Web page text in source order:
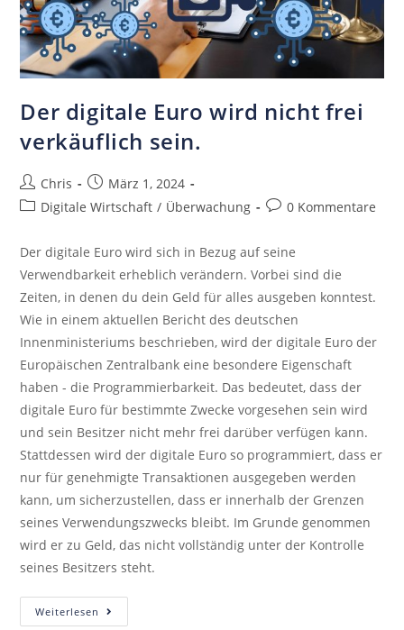
Der digitale Euro wird nicht frei
verkäuflich sein.
Chris
März 1, 2024
Digitale Wirtschaft / Überwachung 0 Kommentare
Der digitale Euro wird sich in Bezug auf seine
Verwendbarkeit erheblich verändern. Vorbei sind die
Zeiten, in denen du dein Geld für alles ausgeben konntest.
Wie in einem aktuellen Bericht des deutschen
Innenministeriums beschrieben, wird der digitale Euro der
Europäischen Zentralbank eine besondere Eigenschaft
haben - die Programmierbarkeit. Das bedeutet, dass der
digitale Euro für bestimmte Zwecke vorgesehen sein wird
und sein Besitzer nicht mehr frei darüber verfügen kann.
Stattdessen wird der digitale Euro so programmiert, dass er
nur für genehmigte Transaktionen ausgegeben werden
kann, um sicherzustellen, dass er innerhalb der Grenzen
seines Verwendungszwecks bleibt. Im Grunde genommen
wird er zu Geld, das nicht vollständig unter der Kontrolle
seines Besitzers steht.
Weiterlesen